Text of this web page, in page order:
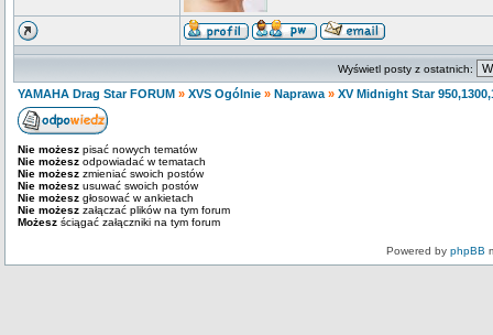
Wyświetl posty z ostatnich:
YAMAHA Drag Star FORUM » XVS Ogólnie » Naprawa » XV Midnight Star
Nie możesz pisać nowych tematów
Nie możesz odpowiadać w tematach
Nie możesz zmieniać swoich postów
Nie możesz usuwać swoich postów
Nie możesz głosować w ankietach
Nie możesz załączać plików na tym forum
Możesz ściągać załączniki na tym forum
Powered by phpBB